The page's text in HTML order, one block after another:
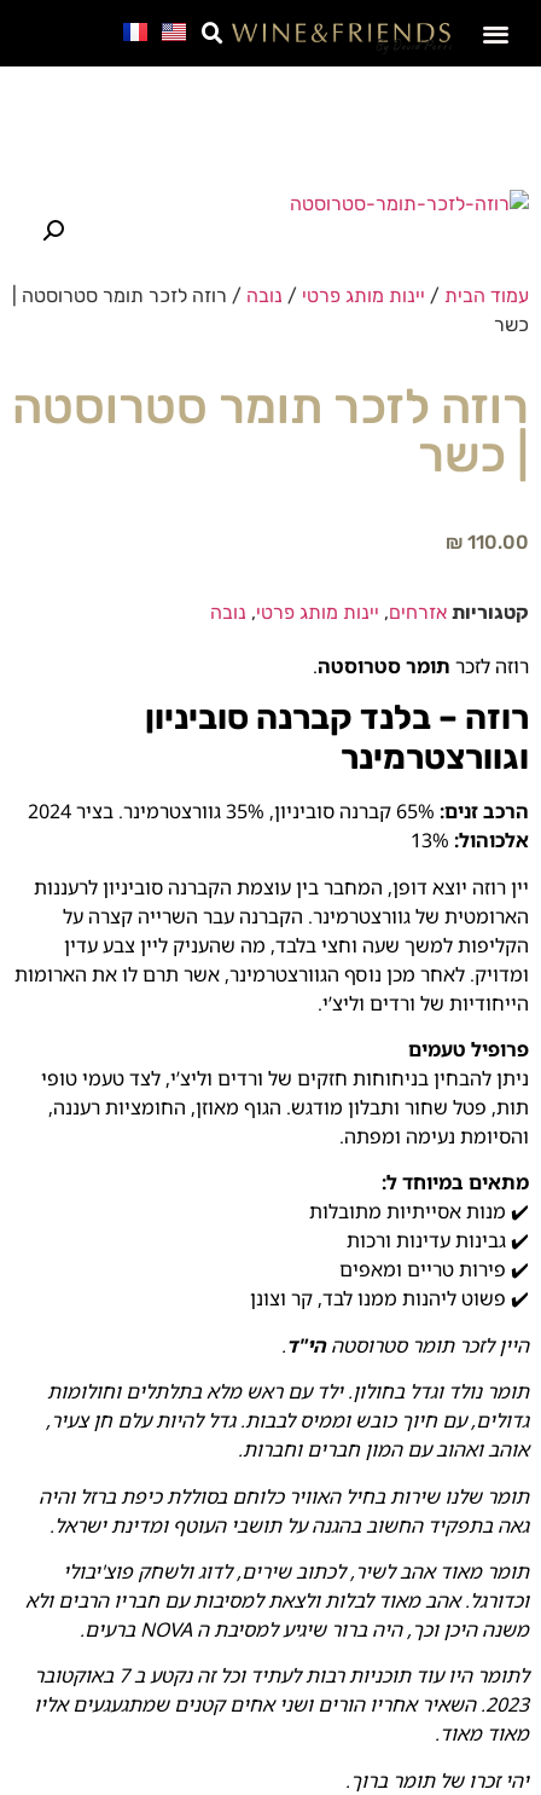
עמוד הבית / יינות מותג פרטי / נובה / רוזה לזכר תומר סטרוסטה |
כשר
רוזה לזכר תומר סטרוסטה
| כשר
₪ 110.00
קטגוריות אזרחים, יינות מותג פרטי, נובה
רוזה לזכר תומר סטרוסטה.
רוזה – בלנד קברנה סוביניון
וגוורצטרמינר
הרכב זנים:
אלכוהול:
יין רוזה יוצא דופן, המחבר בין עוצמת הקברנה סוביניון לרעננות
הארומטית של גוורצטרמינר. הקברנה עבר השרייה קצרה על
הקליפות למשך שעה וחצי בלבד, מה שהעניק ליין צבע עדין
ומדויק. לאחר מכן נוסף הגוורצטרמינר, אשר תרם לו את הארומות
הייחודיות של ורדים וליצ’י.
פרופיל טעמים
ניתן להבחין בניחוחות חזקים של ורדים וליצ’י, לצד טעמי טופי
תות, פטל שחור ותבלון מודגש. הגוף מאוזן, החומציות רעננה,
והסיומת נעימה ומפתה.
מתאים במיוחד ל:
✔️ מנות אסייתיות מתובלות
✔️ גבינות עדינות ורכות
✔️ פירות טריים ומאפים
✔️ פשוט ליהנות ממנו לבד, קר וצונן
היין לזכר תומר סטרוסטההי"ד.
תומר נולד וגדל בחולון. ילד עם ראש מלא בתלתלים וחולומות
גדולים, עם חיוך כובש וממיס לבבות. גדל להיות עלם חן צעיר,
אוהב ואהוב עם המון חברים וחברות.
תומר שלנו שירות בחיל האוויר כלוחם בסוללת כיפת ברזל והיה
גאה בתפקיד החשוב בהגנה על תושבי העוטף ומדינת ישראל.
תומר מאוד אהב לשיר, לכתוב שירים, לדוג ולשחק פוצ'יבולי
וכדורגל. אהב מאוד לבלות ולצאת למסיבות עם חבריו הרבים ולא
משנה היכן וכך, היה ברור שיגיע למסיבת ה NOVA ברעים.
לתומר היו עוד תוכניות רבות לעתיד וכל זה נקטע ב 7 באוקטובר
2023. השאיר אחריו הורים ושני אחים קטנים שמתגעגעים אליו
מאוד מאוד.
יהי זכרו של תומר ברוך.